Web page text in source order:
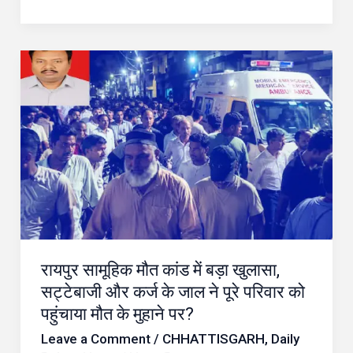
रायपुर सामूहिक मौत कांड में बड़ा खुलासा,
सट्टेबाजी और कर्ज के जाल ने पूरे परिवार को
पहुंचाया मौत के मुहाने पर?
Leave a Comment / CHHATTISGARH, Daily
रायपुर
सामूहिक
मौत
कांड
में
बड़ा
खुलासा,
सट्टेबाजी
के
जाल